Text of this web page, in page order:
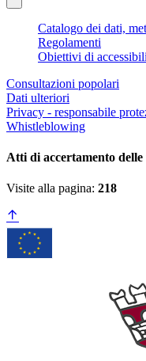
Catalogo dei dati,
Regolamenti
Obiettivi di
Consultazioni popolari
Dati ulteriori
Privacy - responsabile
Whistleblowing
Atti di accertamento
Visite alla pagina: 218